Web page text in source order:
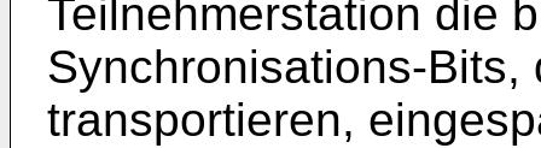
Teilnehmerstation die
Synchronisations-
transportieren,